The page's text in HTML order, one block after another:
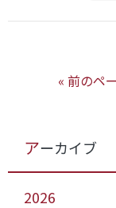
« 前のペ
アーカイブ
2026